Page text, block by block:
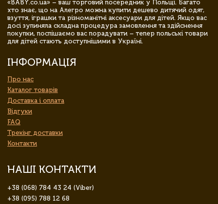
«BABY.co.ua» – ваш торговий посередник у Польщі. Багато
хто знає, що на Алегро можна купити дешево дитячий одяг,
взуття, іграшки та різноманітні аксесуари для дітей. Якщо вас
досі зупиняла складна процедура замовлення та здійснення
покупки, поспішаємо вас порадувати – тепер польські товари
для дітей стають доступнішими в Україні.
ІНФОРМАЦІЯ
Про нас
Каталог товарів
Доставка і оплата
Відгуки
FAQ
Трекінг доставки
Контакти
НАШІ КОНТАКТИ
+38 (068) 784 43 24 (Viber)
+38 (095) 788 12 68